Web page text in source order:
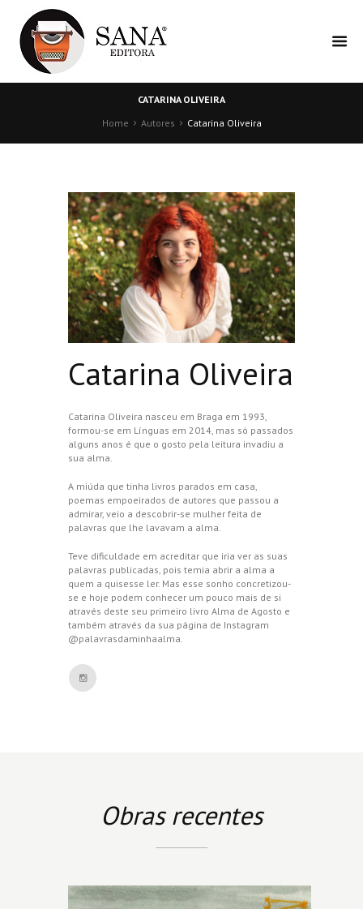
CATARINA OLIVEIRA
Home
Autores Catarina Oliveira
Catarina Oliveira
Catarina Oliveira nasceu em Braga em 1993,
formou-se em Línguas em 2014, mas só passados
alguns anos é que o gosto pela leitura invadiu a
sua alma.
A miúda que tinha livros parados em casa,
poemas empoeirados de autores que passou a
admirar, veio a descobrir-se mulher feita de
palavras que lhe lavavam a alma.
Teve dificuldade em acreditar que iria ver as suas
palavras publicadas, pois temia abrir a alma a
quem a quisesse ler. Mas esse sonho concretizou-
se e hoje podem conhecer um pouco mais de si
através deste seu primeiro livro Alma de Agosto e
também através da sua página de Instagram
@palavrasdaminhaalma.
Obras recentes